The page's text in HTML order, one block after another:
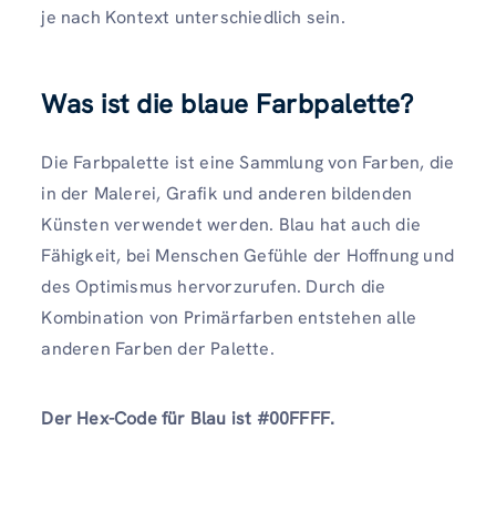
je nach Kontext unterschiedlich sein.
Was ist die blaue Farbpalette?
Die Farbpalette ist eine Sammlung von Farben, die
in der Malerei, Grafik und anderen bildenden
Künsten verwendet werden. Blau hat auch die
Fähigkeit, bei Menschen Gefühle der Hoffnung und
des Optimismus hervorzurufen. Durch die
Kombination von Primärfarben entstehen alle
anderen Farben der Palette.
Der Hex-Code für Blau ist #00FFFF.